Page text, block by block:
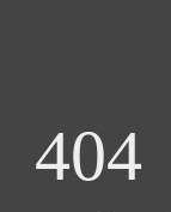
404